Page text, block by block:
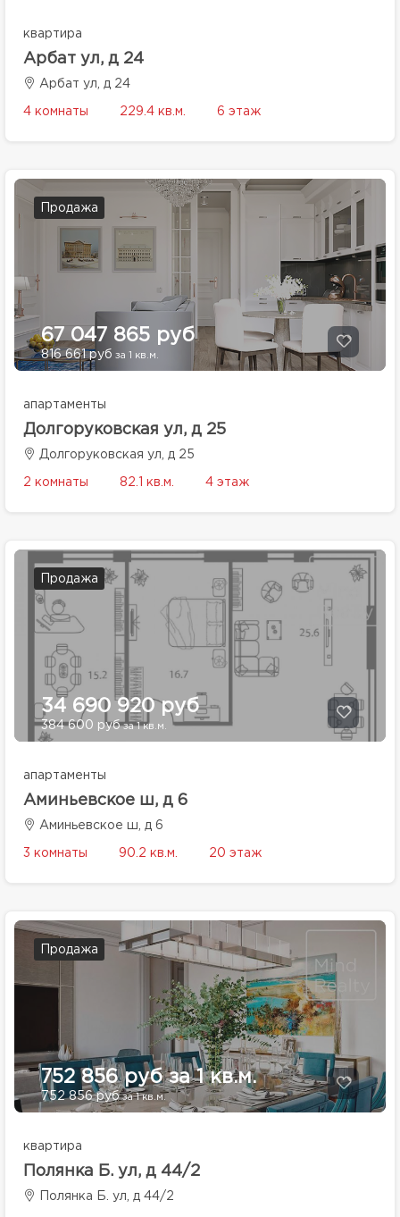
квартира
Арбат ул, д 24
Арбат ул, д 24
4 комнаты 229.4 кв.м. 6 этаж
Продажа
67 047 865 руб
816 661 руб за 1 кв.м.
апартаменты
Долгоруковская ул, д 25
Долгоруковская ул, д 25
2 комнаты 82.1 кв.м. 4 этаж
Продажа
34 690 920 руб
384 600 рубза 1 кв.м.
апартаменты
Аминьевское ш, д 6
Аминьевское ш, д 6
3 комнаты 90.2 кв.м. 20 этаж
Продажа
752 856 руб за 1 кв.м.
752 856 рубза 1 кв.м.
квартира
Полянка Б. ул, д 44/2
Полянка Б. ул, д 44/2